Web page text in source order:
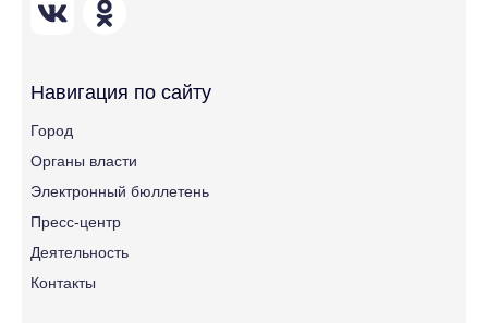
Навигация по сайту
Город
Органы власти
Электронный бюллетень
Пресс-центр
Деятельность
Контакты